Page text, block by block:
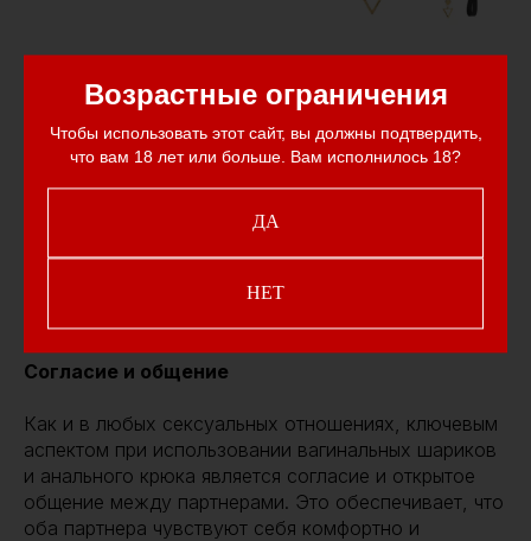
Возрастные ограничения
Чтобы использовать этот сайт, вы должны подтвердить,
что вам 18 лет или больше. Вам исполнилось 18?
ДА
НЕТ
Безопасность и комфорт
При использовании любых сексуальных
аксессуаров, включая вагинальные шарики и
анальный крюк, важно помнить о безопасности и
комфорте. Использование смазки, уделяя внимание
увеличения интенсивности, можно обеспечить
безопасное и приятное использование этих
Согласие и общение
Как и в любых сексуальных отношениях, ключевым
аспектом при использовании вагинальных шариков
и анального крюка является согласие и открытое
общение между партнерами. Это обеспечивает, что
оба партнера чувствуют себя комфортно и